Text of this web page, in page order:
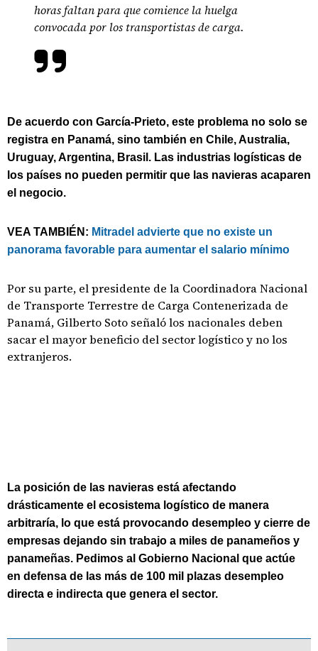
horas faltan para que comience la huelga
convocada por los transportistas de carga.
De acuerdo con García-Prieto, este problema no solo se
registra en Panamá, sino también en Chile, Australia,
Uruguay, Argentina, Brasil. Las industrias logísticas de
los países no pueden permitir que las navieras acaparen
el negocio.
VEA TAMBIÉN: Mitradel advierte que no existe un
panorama favorable para aumentar el salario mínimo
Por su parte, el presidente de la Coordinadora Nacional
de Transporte Terrestre de Carga Contenerizada de
Panamá, Gilberto Soto señaló los nacionales deben
sacar el mayor beneficio del sector logístico y no los
extranjeros.
La posición de las navieras está afectando
drásticamente el ecosistema logístico de manera
arbitraría, lo que está provocando desempleo y cierre de
empresas dejando sin trabajo a miles de panameños y
panameñas. Pedimos al Gobierno Nacional que actúe
en defensa de las más de 100 mil plazas desempleo
directa e indirecta que genera el sector.